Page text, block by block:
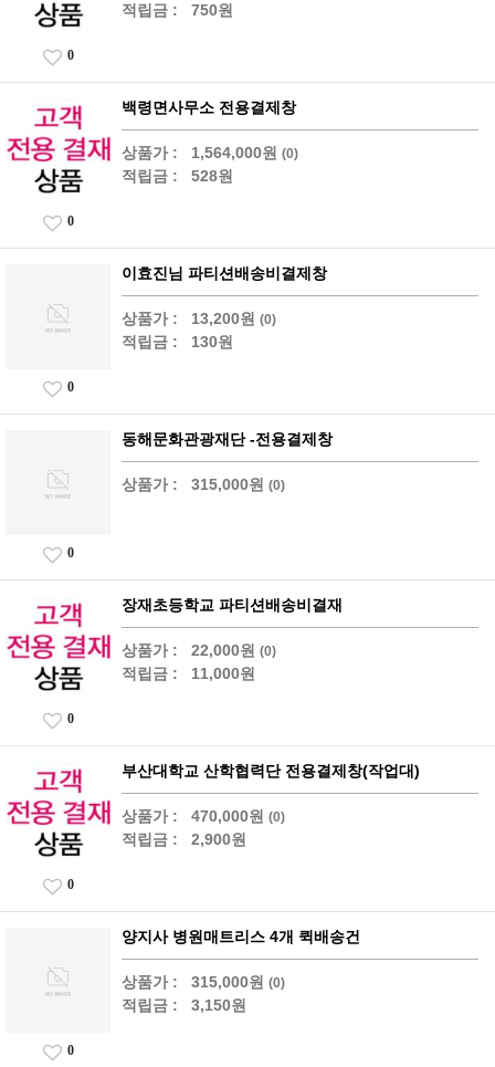
적립금 : 750원
0
백령면사무소 전용결제창
상품가 : 1,564,000원 (0)
적립금 : 528원
0
이효진님 파티션배송비결제창
상품가 : 13,200원 (0)
적립금 : 130원
0
동해문화관광재단 -전용결제창
상품가 : 315,000원 (0)
0
장재초등학교 파티션배송비결재
상품가 : 22,000원 (0)
적립금 : 11,000원
0
부산대학교 산학협력단 전용결제창(작업대)
상품가 : 470,000원 (0)
적립금 : 2,900원
0
양지사 병원매트리스 4개 퀵배송건
상품가 : 315,000원 (0)
적립금 : 3,150원
0